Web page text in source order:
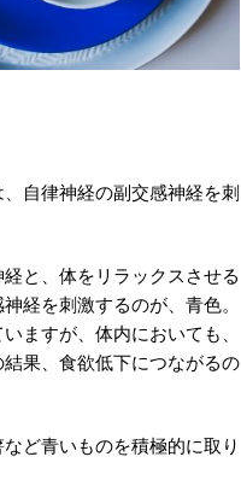
自律神経の副交感神経を刺
と、体をリラックスさせる
経を刺激するのが、青色。
ますが、体内においても、
果、食欲低下につながるの
ど青いものを積極的に取り